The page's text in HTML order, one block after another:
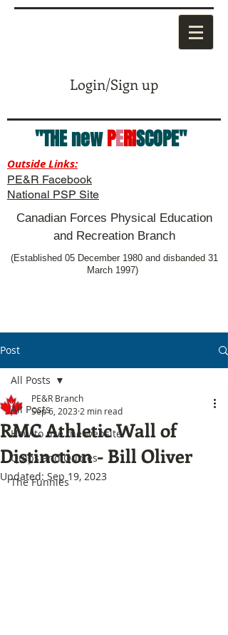
Login/Sign up
"THE newPERISCOPE"
Outside Links:
PE&R Facebook
National PSP Site
Canadian Forces Physical Education
and Recreation Branch
(Established 05 December 1980 and disbanded 31
March 1997)
Post
All Posts
How to use the website
Quips and Quotes
The Funnies
All Posts
RMC Athletic Wall of
Distinction - Bill Oliver
PE&R Branch
Sep 6, 2023 2 min read
Updated: Sep 19, 2023